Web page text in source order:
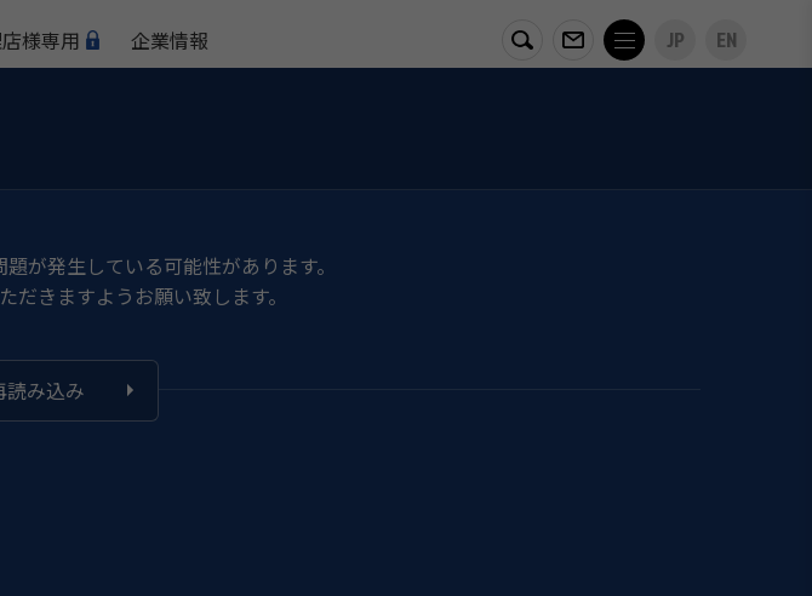
様専用 企業情報 JP EN
が発生している可能性があります。
だきますようお願い致します。
読み込み